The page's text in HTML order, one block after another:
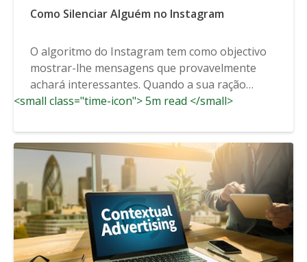
Como Silenciar Alguém no Instagram
O algoritmo do Instagram tem como objectivo
mostrar-lhe mensagens que provavelmente
achará interessantes. Quando a sua ração
serve...
<small class="time-icon"> 5m read </small>